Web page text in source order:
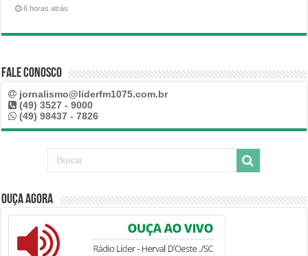
6 horas atrás
Fale Conosco
jornalismo@liderfm1075.com.br
(49) 3527 - 9000
(49) 98437 - 7826
Ouça Agora